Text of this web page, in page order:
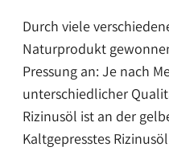
Durch viele
Naturprodukt
Pressung an: Je nach
unterschiedlicher
Rizinusöl ist an der
Kaltgepresstes